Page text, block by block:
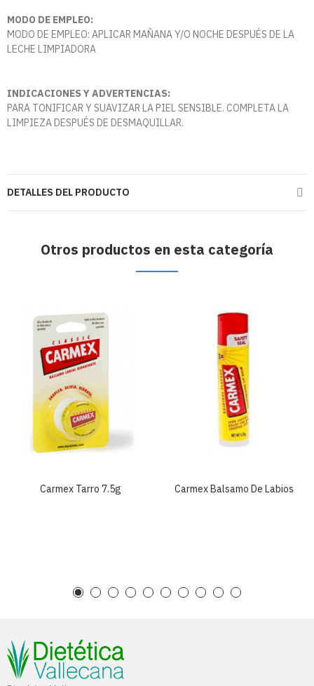
MODO DE EMPLEO:
MODO DE EMPLEO: APLICAR MAÑANA Y/O NOCHE DESPUÉS DE LA
LECHE LIMPIADORA
INDICACIONES Y ADVERTENCIAS:
PARA TONIFICAR Y SUAVIZAR LA PIEL SENSIBLE. COMPLETA LA
LIMPIEZA DESPUÉS DE DESMAQUILLAR.
DETALLES DEL PRODUCTO
Otros productos en esta categoría
Carmex Tarro 7.5g Carmex Balsamo De Labios